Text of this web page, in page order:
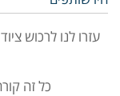
עזרו לנו לרכוש
כל זה